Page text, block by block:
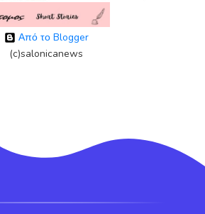
Από το Blogger
(c)salonicanews